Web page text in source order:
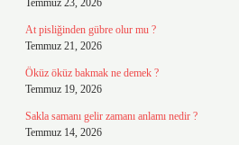
Temmuz 23, 2026
At pisliğinden gübre olur mu ?
Temmuz 21, 2026
Öküz öküz bakmak ne demek ?
Temmuz 19, 2026
Sakla samanı gelir zamanı anlamı nedir ?
Temmuz 14, 2026